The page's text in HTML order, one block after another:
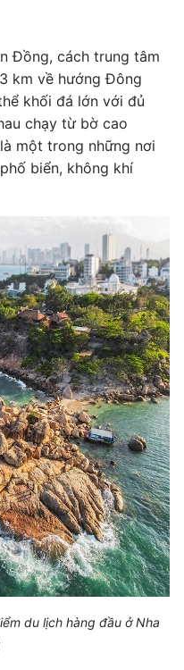
Đồng, cách trung tâm
km về hướng Đông
khối đá lớn với đủ
chạy từ bờ cao
một trong những nơi
biển, không khí
du lịch hàng đầu ở Nha